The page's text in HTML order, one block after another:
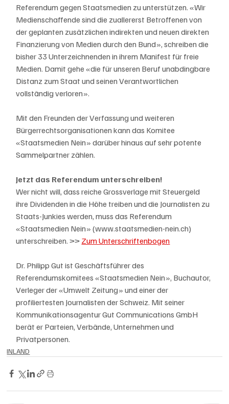
Referendum gegen Staatsmedien zu unterstützen. «Wir
Medienschaffende sind die zuallererst Betroffenen von
der geplanten zusätzlichen indirekten und neuen direkten
Finanzierung von Medien durch den Bund», schreiben die
bisher 33 Unterzeichnenden in ihrem Manifest für freie
Medien. Damit gehe «die für unseren Beruf unabdingbare
Distanz zum Staat und seinen Verantwortlichen
vollständig verloren».
Mit den Freunden der Verfassung und weiteren
Bürgerrechtsorganisationen kann das Komitee
«Staatsmedien Nein» darüber hinaus auf sehr potente
Sammelpartner zählen.
Jetzt das Referendum unterschreiben!
Wer nicht will, dass reiche Grossverlage mit Steuergeld
ihre Dividenden in die Höhe treiben und die Journalisten zu
Staats-Junkies werden, muss das Referendum
«Staatsmedien Nein» (www.staatsmedien-nein.ch)
unterschreiben. >> Zum Unterschriftenbogen
Dr. Philipp Gut ist Geschäftsführer des
Referendumskomitees «Staatsmedien Nein», Buchautor,
Verleger der «Umwelt Zeitung» und einer der
profiliertesten Journalisten der Schweiz. Mit seiner
Kommunikationsagentur Gut Communications GmbH
berät er Parteien, Verbände, Unternehmen und
Privatpersonen.
INLAND